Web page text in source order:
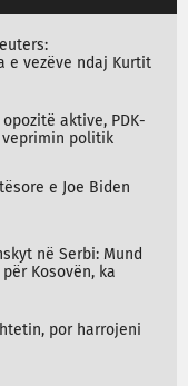
e vezëve ndaj Kurtit
aktive, PDK-
veprimin politik
e Joe Biden
në Serbi: Mund
Kosovën, ka
por harrojeni